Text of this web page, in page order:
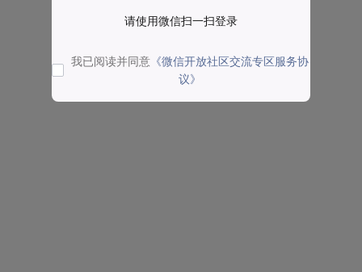
请使用微信扫一扫登录
我已阅读并同意 《微信开放社区交流专区服务协
议》